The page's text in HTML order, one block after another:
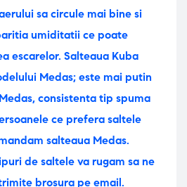
sa circule mai bine si
umiditatii ce poate
escarelor. Salteaua Kuba
Medas; este mai putin
consistenta tip spuma
ce prefera saltele
salteaua Medas.
de saltele va rugam sa ne
brosura pe email.